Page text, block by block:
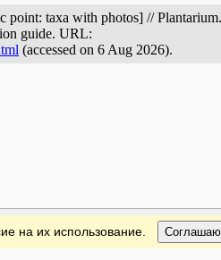
taxa with photos] //
guide. URL:
(accessed on 6 Aug 2026).
на их использование.